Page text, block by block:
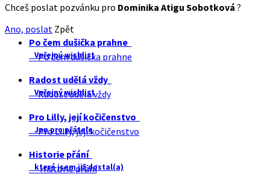
Chceš poslat pozvánku pro Dominika Atigu Sobotková ?
Ano, poslat Zpět
Po čem dušička prahne
Veřejný wishlist
Po čem dušička prahne
Radost udělá vždy
Veřejný wishlist
Radost udělá vždy
Pro Lilly, její kočičenstvo
Jen pro přátele
Pro Lilly, její kočičenstvo
Historie přání
které jsem již dostal(a)
Historie přání